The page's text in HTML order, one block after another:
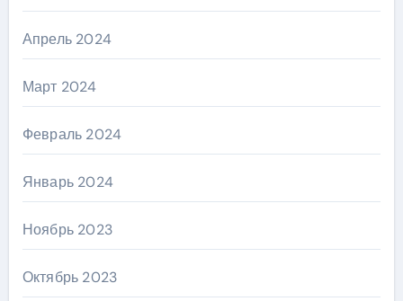
Апрель 2024
Март 2024
Февраль 2024
Январь 2024
Ноябрь 2023
Октябрь 2023